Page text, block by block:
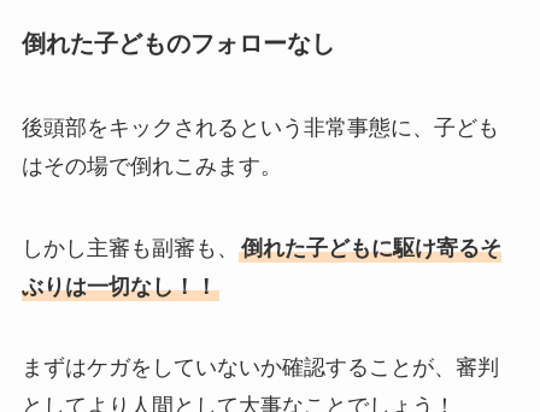
倒れた子どものフォローなし
後頭部をキックされるという非常事態に、子ども
はその場で倒れこみます。
しかし主審も副審も、 倒れた子どもに駆け寄るそ
ぶりは一切なし！！
まずはケガをしていないか確認することが、審判
としてより人間として大事なことでしょう！